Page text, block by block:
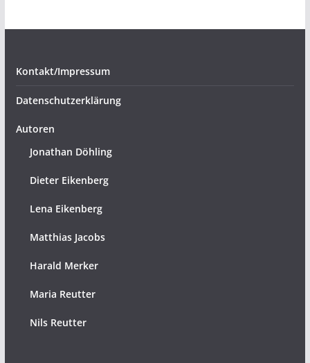
Kontakt/Impressum
Datenschutzerklärung
Autoren
Jonathan Döhling
Dieter Eikenberg
Lena Eikenberg
Matthias Jacobs
Harald Merker
Maria Reutter
Nils Reutter